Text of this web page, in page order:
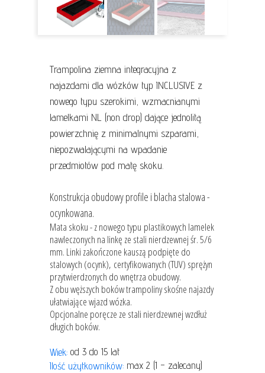
Trampolina ziemna integracyjna z
najazdami dla wózków typ INCLUSIVE z
nowego typu szerokimi, wzmacnianymi
lamelkami NL (non drop) dające jednolitą
powierzchnię z minimalnymi szparami,
niepozwalającymi na wpadanie
przedmiotów pod matę skoku.
Konstrukcja obudowy profile i blacha stalowa -
ocynkowana.
Mata skoku - z nowego typu plastikowych lamelek
nawleczonych na linkę ze stali nierdzewnej śr. 5/6
mm. Linki zakończone kauszą podpięte do
stalowych (ocynk), certyfikowanych (TUV) sprężyn
przytwierdzonych do wnętrza obudowy.
Z obu węższych boków trampoliny skośne najazdy
ułatwiające wjazd wózka.
Opcjonalne poręcze ze stali nierdzewnej wzdłuż
długich boków.
Wiek: od 3 do 15 lat
Ilość użytkowników: max 2 (1 – zalecany)